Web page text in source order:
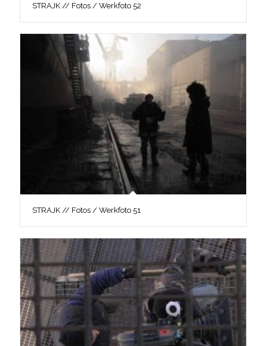
STRAJK // Fotos / Werkfoto 52
STRAJK // Fotos / Werkfoto 51